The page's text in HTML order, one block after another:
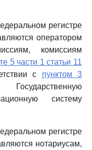
регистре
оператором
комиссиям
5 части 1 статьи 11
с пунктом 3
систему
регистре
нотариусам,